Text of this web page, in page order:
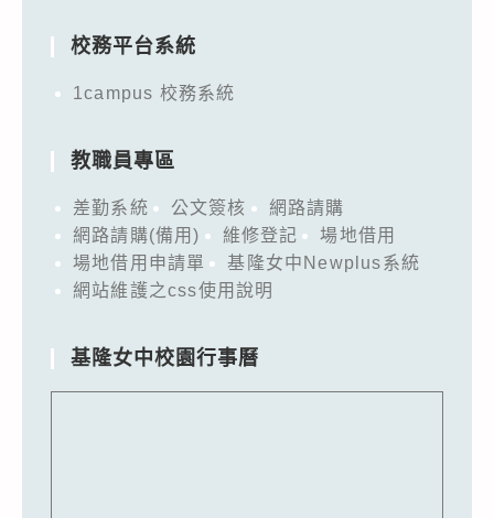
校務平台系統
1campus 校務系統
教職員專區
差勤系統 公文簽核
網路請購
網路請購(備用)
維修登記
場地借用
場地借用申請單
基隆女中Newplus系統
網站維護之css使用說明
基隆女中校園行事曆